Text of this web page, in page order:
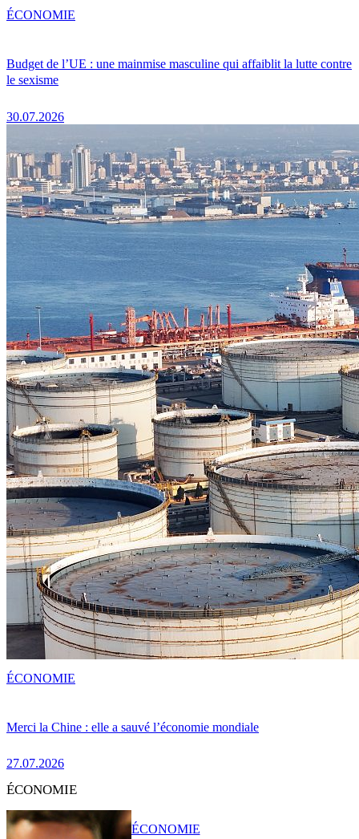
Budget de l’UE : une mainmise masculine qui affaiblit la lutte contre
le sexisme
30.07.2026
ÉCONOMIE
Merci la Chine : elle a sauvé l’économie mondiale
27.07.2026
ÉCONOMIE
ÉCONOMIE
ÉCONOMIE